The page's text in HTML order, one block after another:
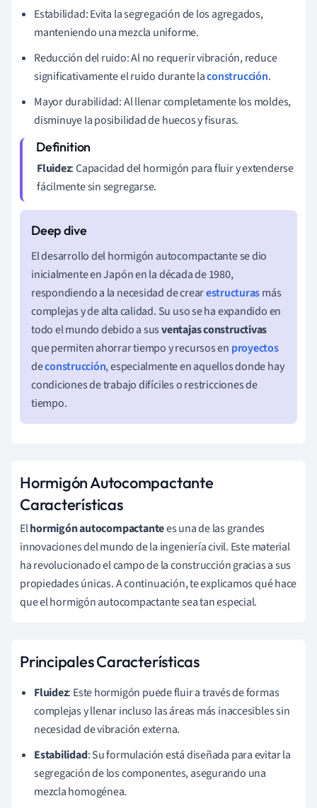
Estabilidad: Evita la segregación de los agregados,
manteniendo una mezcla uniforme.
Reducción del ruido: Al no requerir vibración, reduce
significativamente el ruido durante laconstrucción.
Mayor durabilidad: Al llenar completamente los moldes,
disminuye la posibilidad de huecos y fisuras.
Fluidez: Capacidad del hormigón para fluir y extenderse
fácilmente sin segregarse.
El desarrollo del hormigón autocompactante se dio
inicialmente en Japón en la década de 1980,
respondiendo a la necesidad de crearestructurasmás
complejas y de alta calidad. Su uso se ha expandido en
todo el mundo debido a susventajas constructivas
que permiten ahorrar tiempo y recursos en proyectos
deconstrucción, especialmente en aquellos donde hay
condiciones de trabajo difíciles o restricciones de
tiempo.
Hormigón Autocompactante
Características
Elhormigón autocompactantees una de las grandes
innovaciones del mundo de la ingeniería civil. Este material
ha revolucionado el campo de la construcción gracias a sus
propiedades únicas. A continuación, te explicamos qué hace
que el hormigón autocompactante sea tan especial.
Principales Características
Fluidez: Este hormigón puede fluir a través de formas
complejas y llenar incluso las áreas más inaccesibles sin
necesidad de vibración externa.
Estabilidad: Su formulación está diseñada para evitar la
segregación de los componentes, asegurando una
mezcla homogénea.